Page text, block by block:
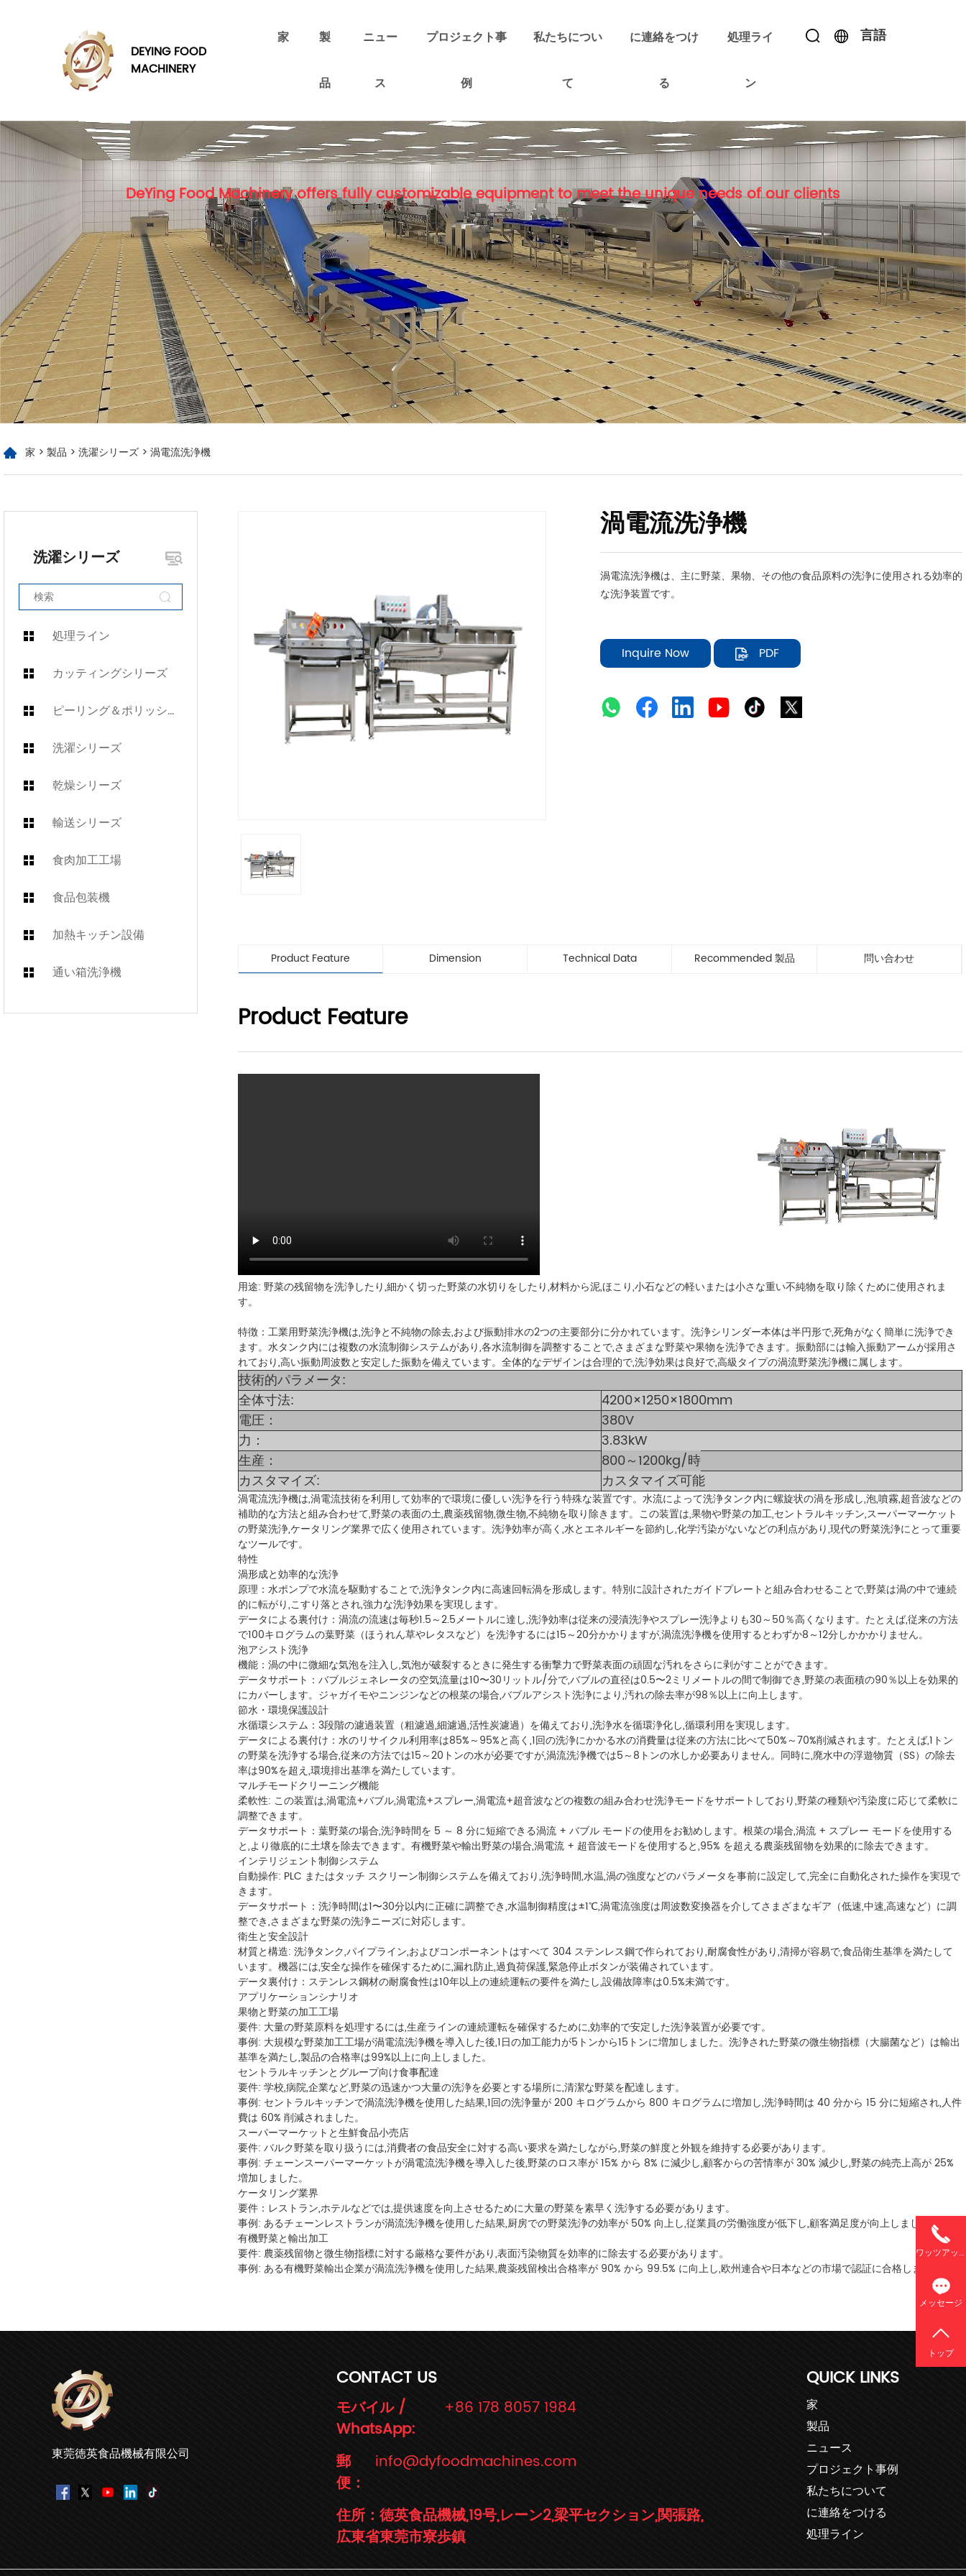
DEYING FOOD
MACHINERY
家 製
品
ニュー
ス
プロジェクト事
例
私たちについ
て
に連絡をつけ
る
処理ライ
ン
言語
DeYing Food Machinery offers fully customizable equipment to meet the unique needs of our clients
家 > 製品 > 洗濯シリーズ > 渦電流洗浄機
洗濯シリーズ
処理ライン
カッティングシリーズ
ピーリング＆ポリッシュシリーズ
洗濯シリーズ
乾燥シリーズ
輸送シリーズ
食肉加工工場
食品包装機
加熱キッチン設備
通い箱洗浄機
渦電流洗浄機
渦電流洗浄機は、主に野菜、果物、その他の食品原料の洗浄に使用される効率的
な洗浄装置です。
Inquire Now PDF
Product Feature Dimension Technical Data Recommended 製品 問い合わせ
Product Feature
用途: 野菜の残留物を洗浄したり,細かく切った野菜の水切りをしたり,材料から泥,ほこり,小石などの軽いまたは小さな重い不純物を取り除くために使用されま
す。
特徴：工業用野菜洗浄機は,洗浄と不純物の除去,および振動排水の2つの主要部分に分かれています。洗浄シリンダー本体は半円形で,死角がなく簡単に洗浄でき
ます。水タンク内には複数の水流制御システムがあり,各水流制御を調整することで,さまざまな野菜や果物を洗浄できます。振動部には輸入振動アームが採用さ
れており,高い振動周波数と安定した振動を備えています。全体的なデザインは合理的で,洗浄効果は良好で,高級タイプの渦流野菜洗浄機に属します。
技術的パラメータ:
全体寸法:
4200×1250×1800mm
電圧：
380V
力：
3.83kW
生産：
800～1200kg/時
カスタマイズ:
カスタマイズ可能
渦電流洗浄機は,渦電流技術を利用して効率的で環境に優しい洗浄を行う特殊な装置です。水流によって洗浄タンク内に螺旋状の渦を形成し,泡,噴霧,超音波などの
補助的な方法と組み合わせて,野菜の表面の土,農薬残留物,微生物,不純物を取り除きます。この装置は,果物や野菜の加工,セントラルキッチン,スーパーマーケット
の野菜洗浄,ケータリング業界で広く使用されています。洗浄効率が高く,水とエネルギーを節約し,化学汚染がないなどの利点があり,現代の野菜洗浄にとって重要
なツールです。
特性
渦形成と効率的な洗浄
原理：水ポンプで水流を駆動することで,洗浄タンク内に高速回転渦を形成します。特別に設計されたガイドプレートと組み合わせることで,野菜は渦の中で連続
的に転がり,こすり落とされ,強力な洗浄効果を実現します。
データによる裏付け：渦流の流速は毎秒1.5～2.5メートルに達し,洗浄効率は従来の浸漬洗浄やスプレー洗浄よりも30～50％高くなります。たとえば,従来の方法
で100キログラムの葉野菜（ほうれん草やレタスなど）を洗浄するには15～20分かかりますが,渦流洗浄機を使用するとわずか8～12分しかかかりません。
泡アシスト洗浄
機能：渦の中に微細な気泡を注入し,気泡が破裂するときに発生する衝撃力で野菜表面の頑固な汚れをさらに剥がすことができます。
データサポート：バブルジェネレータの空気流量は10〜30リットル/分で,バブルの直径は0.5〜2ミリメートルの間で制御でき,野菜の表面積の90％以上を効果的
にカバーします。ジャガイモやニンジンなどの根菜の場合,バブルアシスト洗浄により,汚れの除去率が98％以上に向上します。
節水・環境保護設計
水循環システム：3段階の濾過装置（粗濾過,細濾過,活性炭濾過）を備えており,洗浄水を循環浄化し,循環利用を実現します。
データによる裏付け：水のリサイクル利用率は85%～95%と高く,1回の洗浄にかかる水の消費量は従来の方法に比べて50%～70%削減されます。たとえば,1トン
の野菜を洗浄する場合,従来の方法では15～20トンの水が必要ですが,渦流洗浄機では5～8トンの水しか必要ありません。同時に,廃水中の浮遊物質（SS）の除去
率は90%を超え,環境排出基準を満たしています。
マルチモードクリーニング機能
柔軟性: この装置は,渦電流+バブル,渦電流+スプレー,渦電流+超音波などの複数の組み合わせ洗浄モードをサポートしており,野菜の種類や汚染度に応じて柔軟に
調整できます。
データサポート：葉野菜の場合,洗浄時間を 5 ～ 8 分に短縮できる渦流 + バブル モードの使用をお勧めします。根菜の場合,渦流 + スプレー モードを使用する
と,より徹底的に土壌を除去できます。有機野菜や輸出野菜の場合,渦電流 + 超音波モードを使用すると,95% を超える農薬残留物を効果的に除去できます。
インテリジェント制御システム
自動操作: PLC またはタッチ スクリーン制御システムを備えており,洗浄時間,水温,渦の強度などのパラメータを事前に設定して,完全に自動化された操作を実現で
きます。
データサポート：洗浄時間は1〜30分以内に正確に調整でき,水温制御精度は±1℃,渦電流強度は周波数変換器を介してさまざまなギア（低速,中速,高速など）に調
整でき,さまざまな野菜の洗浄ニーズに対応します。
衛生と安全設計
材質と構造: 洗浄タンク,パイプライン,およびコンポーネントはすべて 304 ステンレス鋼で作られており,耐腐食性があり,清掃が容易で,食品衛生基準を満たして
います。機器には,安全な操作を確保するために,漏れ防止,過負荷保護,緊急停止ボタンが装備されています。
データ裏付け：ステンレス鋼材の耐腐食性は10年以上の連続運転の要件を満たし,設備故障率は0.5%未満です。
アプリケーションシナリオ
果物と野菜の加工工場
要件: 大量の野菜原料を処理するには,生産ラインの連続運転を確保するために,効率的で安定した洗浄装置が必要です。
事例: 大規模な野菜加工工場が渦電流洗浄機を導入した後,1日の加工能力が5トンから15トンに増加しました。洗浄された野菜の微生物指標（大腸菌など）は輸出
基準を満たし,製品の合格率は99%以上に向上しました。
セントラルキッチンとグループ向け食事配達
要件: 学校,病院,企業など,野菜の迅速かつ大量の洗浄を必要とする場所に,清潔な野菜を配達します。
事例: セントラルキッチンで渦流洗浄機を使用した結果,1回の洗浄量が 200 キログラムから 800 キログラムに増加し,洗浄時間は 40 分から 15 分に短縮され,人件
費は 60% 削減されました。
スーパーマーケットと生鮮食品小売店
要件: バルク野菜を取り扱うには,消費者の食品安全に対する高い要求を満たしながら,野菜の鮮度と外観を維持する必要があります。
事例: チェーンスーパーマーケットが渦電流洗浄機を導入した後,野菜のロス率が 15% から 8% に減少し,顧客からの苦情率が 30% 減少し,野菜の純売上高が 25%
増加しました。
ケータリング業界
要件：レストラン,ホテルなどでは,提供速度を向上させるために大量の野菜を素早く洗浄する必要があります。
事例: あるチェーンレストランが渦流洗浄機を使用した結果,厨房での野菜洗浄の効率が 50% 向上し,従業員の労働強度が低下し,顧客満足度が向上しました。
有機野菜と輸出加工
要件: 農薬残留物と微生物指標に対する厳格な要件があり,表面汚染物質を効率的に除去する必要があります。
事例: ある有機野菜輸出企業が渦流洗浄機を使用した結果,農薬残留検出合格率が 90% から 99.5% に向上し,欧州連合や日本などの市場で認証に合格しました。
東莞徳英食品機械有限公司
CONTACT US
モバイル /
WhatsApp:
+86 178 8057 1984
郵
便：
info@dyfoodmachines.com
住所：徳英食品機械,19号,レーン2,梁平セクション,関張路,
広東省東莞市寮歩鎮
QUICK LINKS
家
製品
ニュース
プロジェクト事例
私たちについて
に連絡をつける
処理ライン
ワッツアップ
メッセージ
トップ